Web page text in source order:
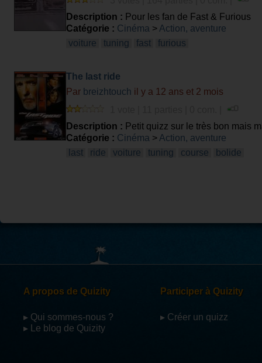
Description : Pour les fan de Fast & Furious
Catégorie : Cinéma > Action, aventure
voiture
tuning fast furious
The last ride
Par breizhtouch il y a 12 ans et 2 mois
Description : Petit quizz sur le très bon mais
Catégorie : Cinéma > Action, aventure
last
ride voiture tuning course bolide
A propos de Quizity
▸ Qui sommes-nous ?
▸ Le blog de Quizity
Participer à Quizity
▸ Créer un quizz